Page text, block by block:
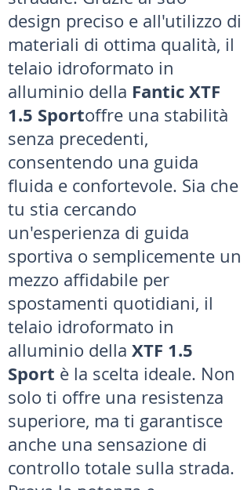
design preciso e all'utilizzo di
materiali di ottima qualità, il
telaio idroformato in
alluminio della Fantic XTF
1.5 Sportoffre una stabilità
senza precedenti,
consentendo una guida
fluida e confortevole. Sia che
tu stia cercando
un'esperienza di guida
sportiva o semplicemente un
mezzo affidabile per
spostamenti quotidiani, il
telaio idroformato in
alluminio della XTF 1.5
Sport è la scelta ideale. Non
solo ti offre una resistenza
superiore, ma ti garantisce
anche una sensazione di
controllo totale sulla strada.